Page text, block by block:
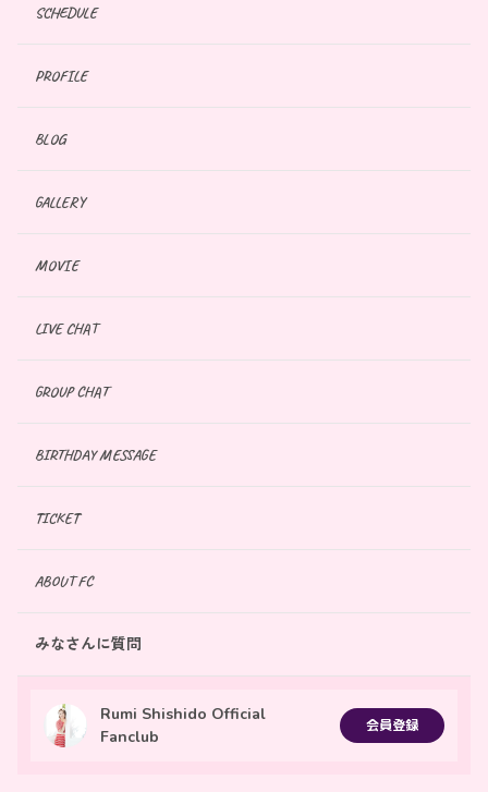
SCHEDULE
PROFILE
BLOG
GALLERY
MOVIE
LIVE CHAT
GROUP CHAT
BIRTHDAY MESSAGE
TICKET
ABOUT FC
みなさんに質問
Rumi Shishido Official
Fanclub
会員登録